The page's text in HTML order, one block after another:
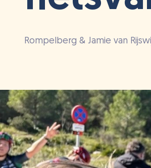
Rompelberg & Jamie van